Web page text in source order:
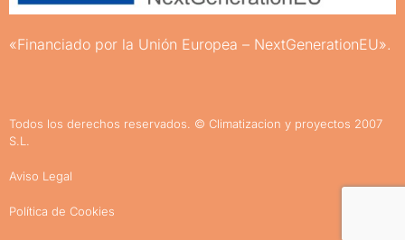
«Financiado por la Unión Europea – NextGenerationEU».
Todos los derechos reservados. © Climatizacion y proyectos 2007
S.L.
Aviso Legal
Política de Cookies